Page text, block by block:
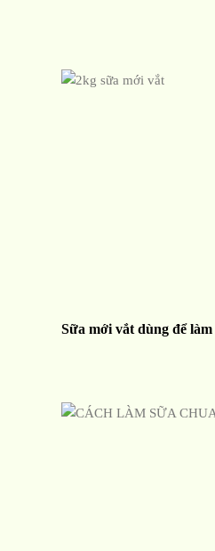
Sữa mới vắt dùng để